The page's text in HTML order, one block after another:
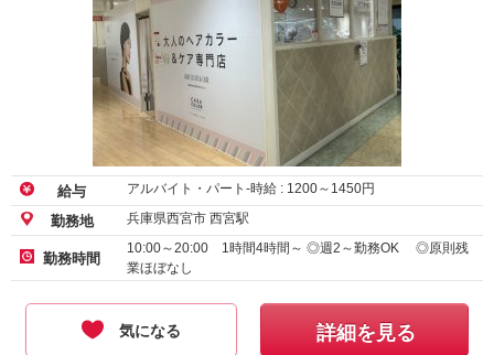
給与 アルバイト・パート-時給 : 1200～ 1450円
勤務地 兵庫県西宮市 西宮駅
勤務時間
10:00～20:00 1時間4時間～ ◎週2～勤務OK ◎原則残
業ほぼなし
気になる 詳細を見る